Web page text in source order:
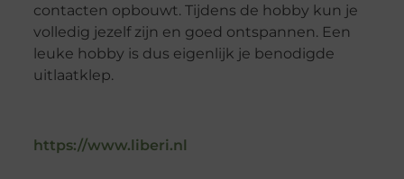
contacten opbouwt. Tijdens de hobby kun je
volledig jezelf zijn en goed ontspannen. Een
leuke hobby is dus eigenlijk je benodigde
uitlaatklep.
https://www.liberi.nl